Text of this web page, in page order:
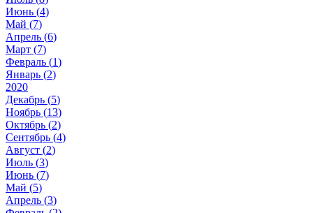
Июнь (4)
Май (7)
Апрель (6)
Март (7)
Февраль (1)
Январь (2)
2020
Декабрь (5)
Ноябрь (13)
Октябрь (2)
Сентябрь (4)
Август (2)
Июль (3)
Июнь (7)
Май (5)
Апрель (3)